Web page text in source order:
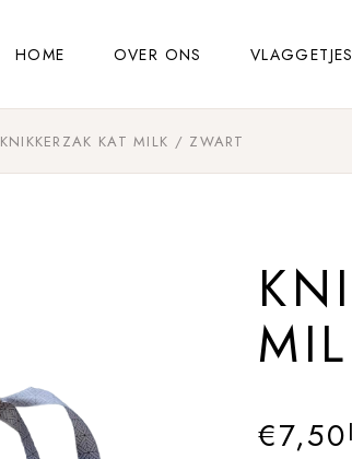
HOME OVER ONS VLAGGETJES
KNIKKERZAK KAT MILK / ZWART
€7,50